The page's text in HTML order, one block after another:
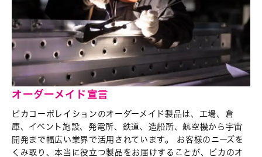
オーダーメイド宣言
ピカコーポレイションのオーダーメイド製品は、 工場、倉
庫、イベント施設、発電所、鉄道、造船所、航空機から宇宙
開発まで幅広い業界で活用されています。 お客様のニーズを
くみ取り、本当に役立つ製品をお届けすることが、ピカのオ